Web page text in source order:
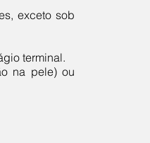
exceto sob
terminal.
na pele) ou